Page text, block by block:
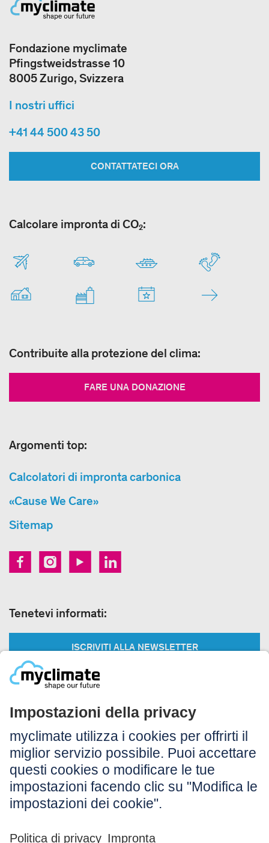
Fondazione myclimate
Pfingstweidstrasse 10
8005 Zurigo, Svizzera
I nostri uffici
+41 44 500 43 50
CONTATTATECI ORA
Calcolare impronta di CO₂:
Contribuite alla protezione del clima:
FARE UNA DONAZIONE
Argomenti top:
Calcolatori di impronta carbonica
«Cause We Care»
Sitemap
Tenetevi informati:
ISCRIVITI ALLA NEWSLETTER
Legale:
Colophon
Avvertenza
CG
Protezione dei dati
Accessibilità